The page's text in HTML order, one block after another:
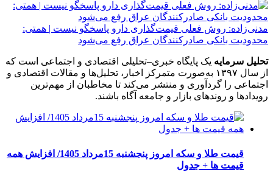
مدنی‌زاده: روش فعلی قیمت‌گذاری دارو پاسخگو نیست | همتی:
محدودیت بانکی صادرکنندگان عراق رفع می‌شود
تحلیل سرمایه یک پایگاه خبری–تحلیلی اقتصادی و اجتماعی است که
از سال ۱۳۹۷ به‌صورت متمرکز اخبار، تحلیل‌ها و مقالات اقتصادی و
اجتماعی را گردآوری و منتشر می‌کند تا مخاطبان از مهم‌ترین
رویدادها و روندهای بازار و جامعه آگاه باشند.
قیمت طلا و سکه امروز پنجشنبه 15مرداد 1405/ افزایش همه
قیمت ها + جدول